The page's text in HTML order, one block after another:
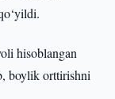
hisoblangan
boylik orttirishni